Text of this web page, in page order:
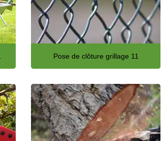
Pose de clôture grillage 11